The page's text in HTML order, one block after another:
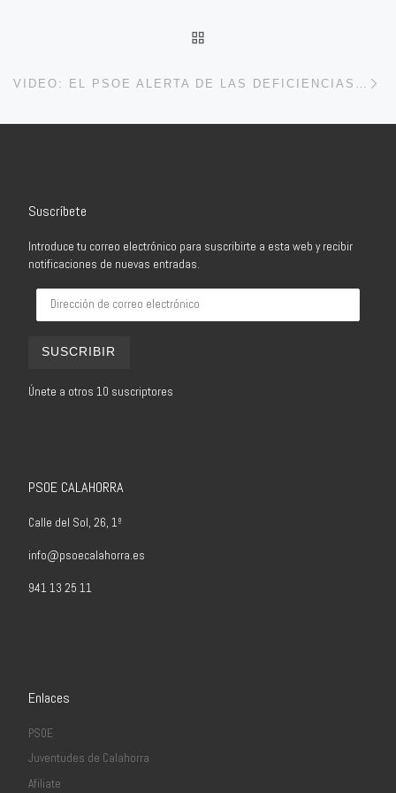
Suscríbete
Introduce tu correo electrónico para suscribirte a esta web y recibir
notificaciones de nuevas entradas.
SUSCRIBIR
Únete a otros 10 suscriptores
PSOE CALAHORRA
Calle del Sol, 26, 1º
info@psoecalahorra.es
941 13 25 11
Enlaces
PSOE
Juventudes de Calahorra
Afiliate